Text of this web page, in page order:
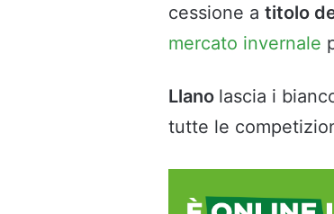
cessione a titolo
mercato invernale
Llano lascia i
tutte le